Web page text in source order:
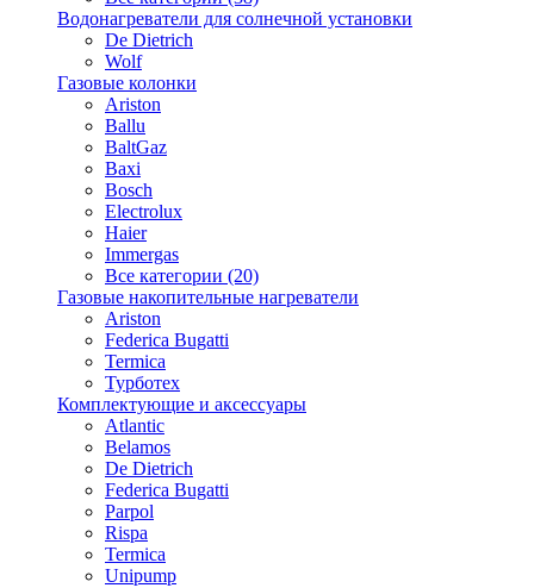
Водонагреватели для солнечной установки
De Dietrich
Wolf
Газовые колонки
Ariston
Ballu
BaltGaz
Baxi
Bosсh
Electrolux
Haier
Immergas
Все категории (20)
Газовые накопительные нагреватели
Ariston
Federica Bugatti
Termica
Турботех
Комплектующие и аксессуары
Atlantic
Belamos
De Dietrich
Federica Bugatti
Parpol
Rispa
Termica
Unipump